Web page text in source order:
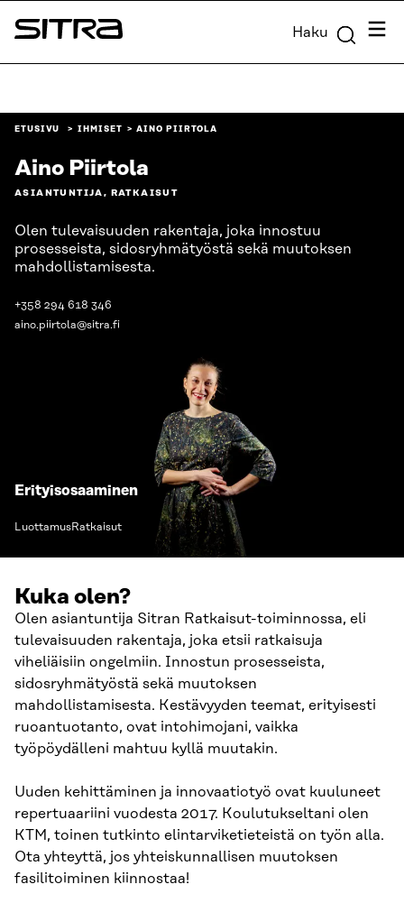
Siirry
suoraan
Sitra Haku
ETUSIVU IHMISET AINO PIIRTOLA
Aino Piirtola
ASIANTUNTIJA, RATKAISUT
Olen tulevaisuuden rakentaja, joka innostuu
prosesseista, sidosryhmätyöstä sekä muutoksen
mahdollistamisesta.
+358 294 618 346
aino.piirtola@sitra.fi
Erityisosaaminen
LuottamusRatkaisut
Kuka olen?
Olen asiantuntija Sitran Ratkaisut-toiminnossa, eli
tulevaisuuden rakentaja, joka etsii ratkaisuja
viheliäisiin ongelmiin. Innostun prosesseista,
sidosryhmätyöstä sekä muutoksen
mahdollistamisesta. Kestävyyden teemat, erityisesti
ruoantuotanto, ovat intohimojani, vaikka
työpöydälleni mahtuu kyllä muutakin.
Uuden kehittäminen ja innovaatiotyö ovat kuuluneet
repertuaariini vuodesta 2017. Koulutukseltani olen
KTM, toinen tutkinto elintarviketieteistä on työn alla.
Ota yhteyttä, jos yhteiskunnallisen muutoksen
fasilitoiminen kiinnostaa!